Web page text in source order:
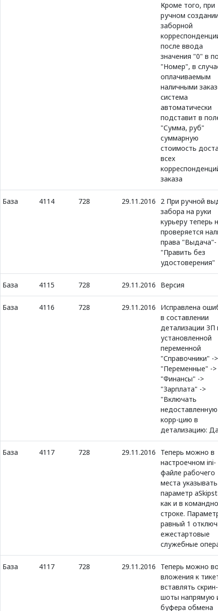
Кроме того, при
ручном
заборной
после ввода
значения "0" в
"Номер", в
оплачиваемым
наличными
система
автоматически
подставит в
"Сумма, руб"
суммарную
стоимость
всех
заказа
База 4114 728 29.11.2016
2 При ручной
забора на руки
курьеру теперь
проверяется
права "Выдача"-
"Править без
удостоверения"
База 4115 728 29.11.2016 Версия
База 4116 728 29.11.2016
Исправлена
в составлении
детализации ЗП
установленной
переменной
"Справочники" ->
"Переменные" ->
"Финансы" ->
"Зарплата" ->
"Включать
недоставленную
корр-цию в
детализацию:
База 4117 728 29.11.2016
Теперь можно в
настроечном ini-
файле рабочего
места указывать
параметр
как и в
строке.
равный 1
ежестартовые
служебные
База 4117 728 29.11.2016
Теперь можно
вложения к
вставлять скрин-
шоты напрямую
буфера обмена